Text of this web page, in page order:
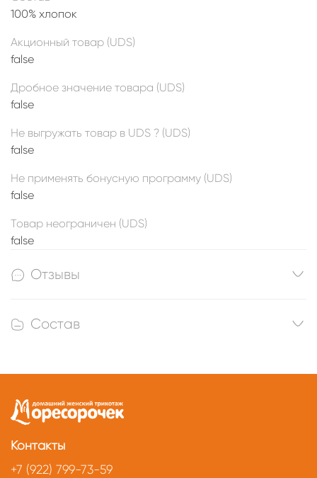
100% хлопок
Акционный товар (UDS)
false
Дробное значение товара (UDS)
false
Не выгружать товар в UDS ? (UDS)
false
Не применять бонусную программу (UDS)
false
Товар неограничен (UDS)
false
Отзывы
Состав
Контакты
+7 (922) 799-73-59